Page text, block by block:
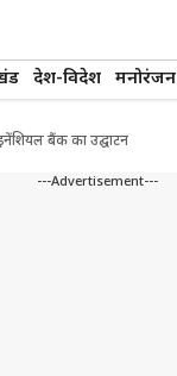
देश-विदेश मनोरंजन
बैंक का उद्घाटन
---Advertisement---